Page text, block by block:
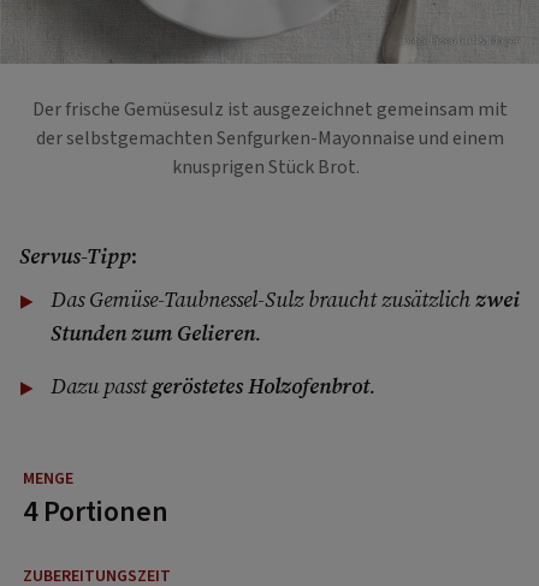
Foto: Eisenhut & Mayer
Der frische Gemüsesulz ist ausgezeichnet gemeinsam mit
der selbstgemachten Senfgurken-Mayonnaise und einem
knusprigen Stück Brot.
Servus-Tipp:
Das Gemüse-Taubnessel-Sulz braucht zusätzlichzwei
Stunden zum Gelieren.
Dazu passtgeröstetes Holzofenbrot.
4 Portionen